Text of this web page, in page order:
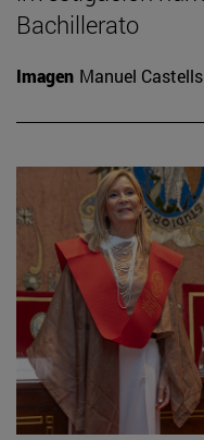
Bachillerato
Imagen Manuel Castells